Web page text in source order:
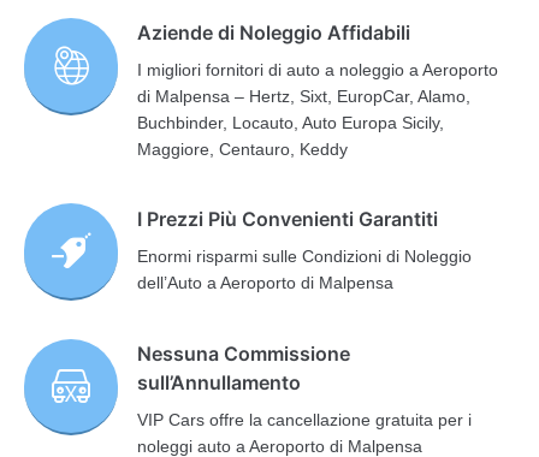
Aziende di Noleggio Affidabili
I migliori fornitori di auto a noleggio a Aeroporto
di Malpensa – Hertz, Sixt, EuropCar, Alamo,
Buchbinder, Locauto, Auto Europa Sicily,
Maggiore, Centauro, Keddy
I Prezzi Più Convenienti Garantiti
Enormi risparmi sulle Condizioni di Noleggio
dell’Auto a Aeroporto di Malpensa
Nessuna Commissione
sull’Annullamento
VIP Cars offre la cancellazione gratuita per i
noleggi auto a Aeroporto di Malpensa